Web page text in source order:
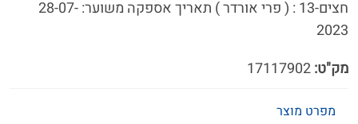
חצים-13 : ( פרי אורדר ) תאריך אספקה משוער: 28-07-
2023
מק"ט:
מפרט מוצר